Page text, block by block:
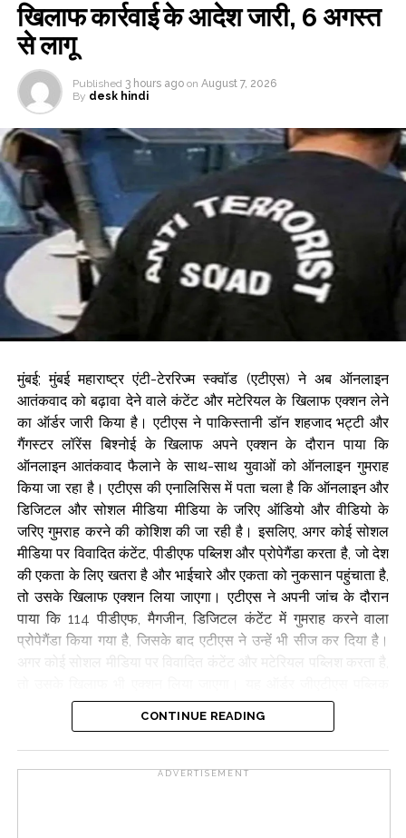
खिलाफ कार्रवाई के आदेश जारी, 6 अगस्त
से लागू
Published 3 hours ago on August 7, 2026
By desk hindi
मुंबई; मुंबई महाराष्ट्र एंटी-टेररिज्म स्क्वॉड (एटीएस) ने अब ऑनलाइन
आतंकवाद को बढ़ावा देने वाले कंटेंट और मटेरियल के खिलाफ एक्शन लेने
का ऑर्डर जारी किया है। एटीएस ने पाकिस्तानी डॉन शहजाद भट्टी और
गैंगस्टर लॉरेंस बिश्नोई के खिलाफ अपने एक्शन के दौरान पाया कि
ऑनलाइन आतंकवाद फैलाने के साथ-साथ युवाओं को ऑनलाइन गुमराह
किया जा रहा है। एटीएस की एनालिसिस में पता चला है कि ऑनलाइन और
डिजिटल और सोशल मीडिया मीडिया के जरिए ऑडियो और वीडियो के
जरिए गुमराह करने की कोशिश की जा रही है। इसलिए, अगर कोई सोशल
मीडिया पर विवादित कंटेंट, पीडीएफ पब्लिश और प्रोपेगैंडा करता है, जो देश
की एकता के लिए खतरा है और भाईचारे और एकता को नुकसान पहुंचाता है,
तो उसके खिलाफ एक्शन लिया जाएगा। एटीएस ने अपनी जांच के दौरान
पाया कि 114 पीडीएफ, मैगजीन, डिजिटल कंटेंट में गुमराह करने वाला
प्रोपेगैंडा किया गया है, जिसके बाद एटीएस ने उन्हें भी सीज कर दिया है।
सेफ्टी एक्ट 2023 के तहत जारी किया गया है। यह ऑर्डर 6 अगस्त से लागू
हो गया है। अगर कोई इसका उल्लंघन करता है, तो उसके खिलाफ एक्शन
लिया जाएगा। महाराष्ट्र एटीएस ने लोगों से अपील की है कि वे सोशल
मीडिया पर आतंकवाद को बढ़ावा देने वाले गुमराह करने वाले और प्रोपेगैंडा
CONTINUE READING
ADVERTISEMENT